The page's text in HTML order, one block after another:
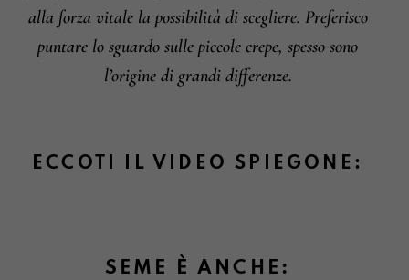
alla forza vitale la possibilità di scegliere. Preferisco
puntare lo sguardo sulle piccole crepe, spesso sono
l’origine di grandi differenze.
ECCOTI IL VIDEO SPIEGONE:
SEME È ANCHE: